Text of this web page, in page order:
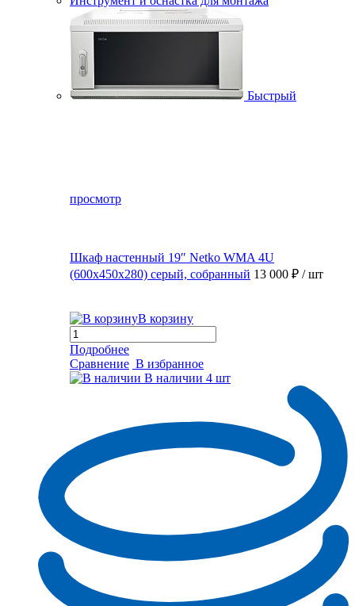
Быстрый
просмотр
Шкаф настенный 19″ Netko WMA 4U
(600x450x280) серый, собранный 13 000 ₽ / шт
В корзину
Подробнее
Сравнение В избранное
В наличии 4 шт